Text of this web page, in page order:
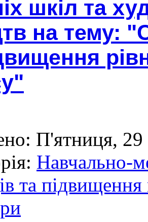
шкіл та
на тему:
П'ятниця, 29
Навчально-
та підвищення